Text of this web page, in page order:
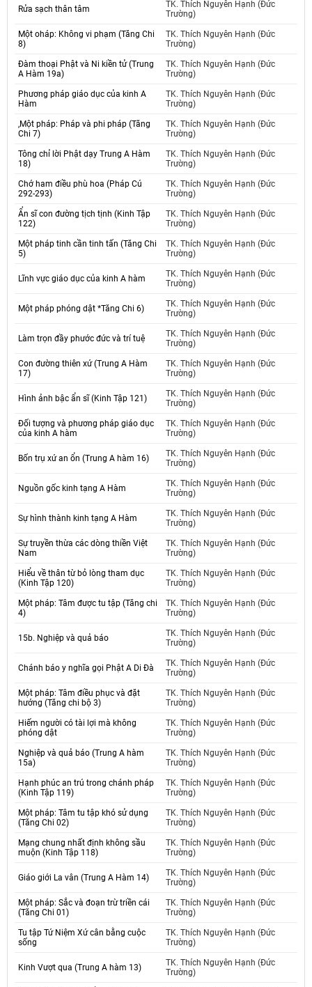
Rửa sạch thân tâm
TK. Thích Nguyên Hạnh (Đức
Trường)
Một oháp: Không vi phạm (Tăng Chi
8)
TK. Thích Nguyên Hạnh (Đức
Trường)
Đàm thoại Phật và Ni kiền tử (Trung
A Hàm 19a)
TK. Thích Nguyên Hạnh (Đức
Trường)
Phương pháp giáo dục của kinh A
Hàm
TK. Thích Nguyên Hạnh (Đức
Trường)
,Một pháp: Pháp và phi pháp (Tăng
Chi 7)
TK. Thích Nguyên Hạnh (Đức
Trường)
Tông chỉ lời Phật dạy Trung A Hàm
18)
TK. Thích Nguyên Hạnh (Đức
Trường)
Chớ ham điều phù hoa (Pháp Cú
292-293)
TK. Thích Nguyên Hạnh (Đức
Trường)
Ẩn sĩ con đường tịch tịnh (Kinh Tập
122)
TK. Thích Nguyên Hạnh (Đức
Trường)
Một pháp tinh cần tinh tấn (Tăng Chi
5)
TK. Thích Nguyên Hạnh (Đức
Trường)
Lĩnh vực giáo dục của kinh A hàm
TK. Thích Nguyên Hạnh (Đức
Trường)
Một pháp phóng dật *Tăng Chi 6)
TK. Thích Nguyên Hạnh (Đức
Trường)
Làm trọn đầy phước đức và trí tuệ
TK. Thích Nguyên Hạnh (Đức
Trường)
Con đường thiên xứ (Trung A Hàm
17)
TK. Thích Nguyên Hạnh (Đức
Trường)
Hình ảnh bậc ẩn sĩ (Kinh Tập 121)
TK. Thích Nguyên Hạnh (Đức
Trường)
Đối tượng và phương pháp giáo dục
của kinh A hàm
TK. Thích Nguyên Hạnh (Đức
Trường)
Bốn trụ xứ an ổn (Trung A hàm 16)
TK. Thích Nguyên Hạnh (Đức
Trường)
Nguồn gốc kinh tạng A Hàm
TK. Thích Nguyên Hạnh (Đức
Trường)
Sự hình thành kinh tạng A Hàm
TK. Thích Nguyên Hạnh (Đức
Trường)
Sự truyền thừa các dòng thiền Việt
Nam
TK. Thích Nguyên Hạnh (Đức
Trường)
Hiểu về thân từ bỏ lòng tham dục
(Kinh Tập 120)
TK. Thích Nguyên Hạnh (Đức
Trường)
Một pháp: Tâm được tu tập (Tăng chi
4)
TK. Thích Nguyên Hạnh (Đức
Trường)
15b. Nghiệp và quả báo
TK. Thích Nguyên Hạnh (Đức
Trường)
Chánh báo y nghĩa gọi Phật A Di Đà
TK. Thích Nguyên Hạnh (Đức
Trường)
Một pháp: Tâm điều phục và đặt
hướng (Tăng chi bộ 3)
TK. Thích Nguyên Hạnh (Đức
Trường)
Hiếm người có tài lợi mà không
phóng dật
TK. Thích Nguyên Hạnh (Đức
Trường)
Nghiệp và quả báo (Trung A hàm
15a)
TK. Thích Nguyên Hạnh (Đức
Trường)
Hạnh phúc an trú trong chánh pháp
(Kinh Tập 119)
TK. Thích Nguyên Hạnh (Đức
Trường)
Một pháp: Tâm tu tập khó sử dụng
(Tăng Chi 02)
TK. Thích Nguyên Hạnh (Đức
Trường)
Mạng chung nhất định không sầu
muộn (Kinh Tập 118)
TK. Thích Nguyên Hạnh (Đức
Trường)
Giáo giới La vân (Trung A Hàm 14)
TK. Thích Nguyên Hạnh (Đức
Trường)
Một pháp: Sắc và đoạn trừ triền cái
(Tăng Chi 01)
TK. Thích Nguyên Hạnh (Đức
Trường)
Tu tập Tứ Niệm Xứ cân bằng cuộc
sống
TK. Thích Nguyên Hạnh (Đức
Trường)
Kinh Vượt qua (Trung A hàm 13)
TK. Thích Nguyên Hạnh (Đức
Trường)